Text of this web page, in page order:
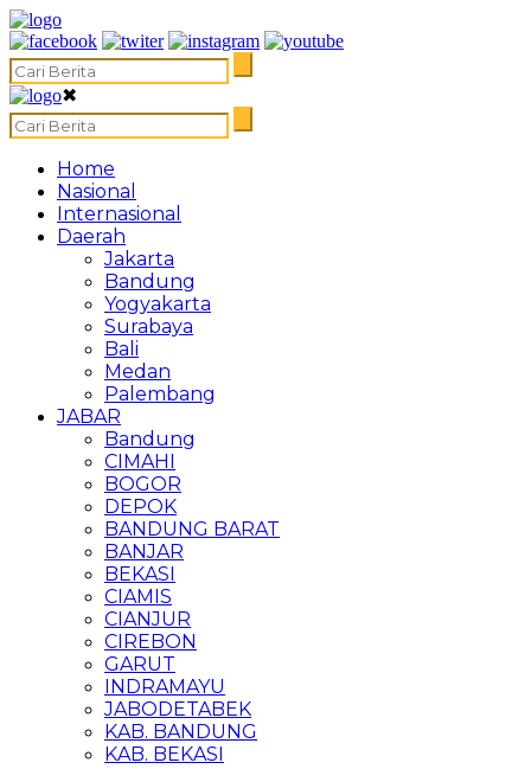
✖
Home
Nasional
Internasional
Daerah
Jakarta
Bandung
Yogyakarta
Surabaya
Bali
Medan
Palembang
JABAR
Bandung
CIMAHI
BOGOR
DEPOK
BANDUNG BARAT
BANJAR
BEKASI
CIAMIS
CIANJUR
CIREBON
GARUT
INDRAMAYU
JABODETABEK
KAB. BANDUNG
KAB. BEKASI